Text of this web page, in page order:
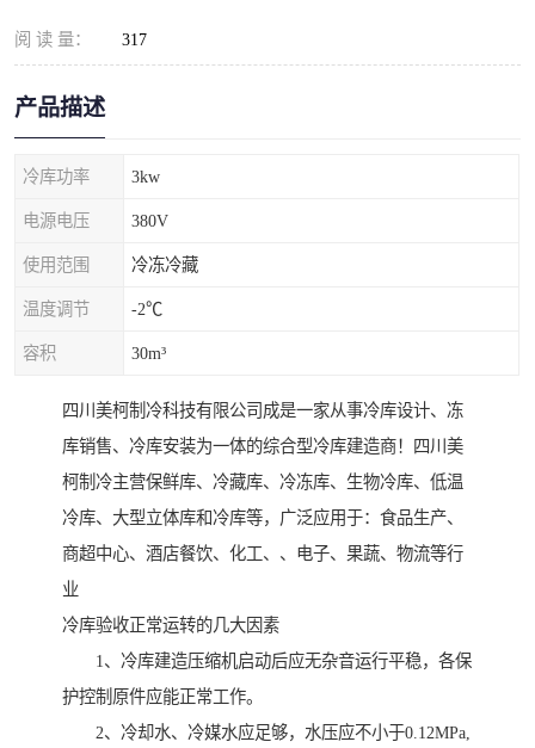
阅 读 量： 317
产品描述
冷库功率 3kw
电源电压 380V
使用范围 冷冻冷藏
温度调节 -2℃
容积 30m³
四川美柯制冷科技有限公司成是一家从事冷库设计、冻
库销售、冷库安装为一体的综合型冷库建造商！四川美
柯制冷主营保鲜库、冷藏库、冷冻库、生物冷库、低温
冷库、大型立体库和冷库等，广泛应用于：食品生产、
商超中心、酒店餐饮、化工、、电子、果蔬、物流等行
业
冷库验收正常运转的几大因素
1、冷库建造压缩机启动后应无杂音运行平稳，各保
护控制原件应能正常工作。
2、冷却水、冷媒水应足够，水压应不小于0.12MPa,